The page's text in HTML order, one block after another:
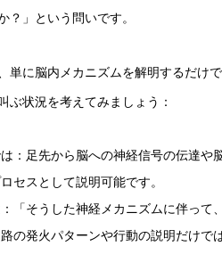
？」という問いです。
単に脳内メカニズムを解明するだけ
ぶ状況を考えてみましょう：
：足先から脳への神経信号の伝達
セスとして説明可能です。
「そうした神経メカニズムに伴って
の発火パターンや行動の説明だけ